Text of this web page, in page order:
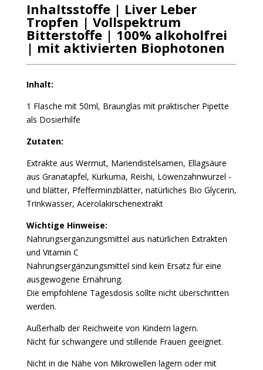
Inhaltsstoffe | Liver Leber
Tropfen | Vollspektrum
Bitterstoffe | 100% alkoholfrei
| mit aktivierten Biophotonen
Inhalt:
1 Flasche mit 50ml, Braunglas mit praktischer Pipette
als Dosierhilfe
Zutaten:
Extrakte aus Wermut, Mariendistelsamen, Ellagsäure
aus Granatapfel, Kurkuma, Reishi, Löwenzahnwurzel -
und blätter, Pfefferminzblätter, natürliches Bio Glycerin,
Trinkwasser, Acerolakirschenextrakt
Wichtige Hinweise:
Nahrungsergänzungsmittel aus natürlichen Extrakten
und Vitamin C
Nahrungsergänzungsmittel sind kein Ersatz für eine
ausgewogene Ernährung.
Die empfohlene Tagesdosis sollte nicht überschritten
werden.
Außerhalb der Reichweite von Kindern lagern.
Nicht für schwangere und stillende Frauen geeignet.
Nicht in die Nähe von Mikrowellen lagern oder mit